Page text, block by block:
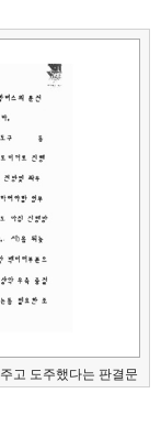
고 도주했다는 판결문